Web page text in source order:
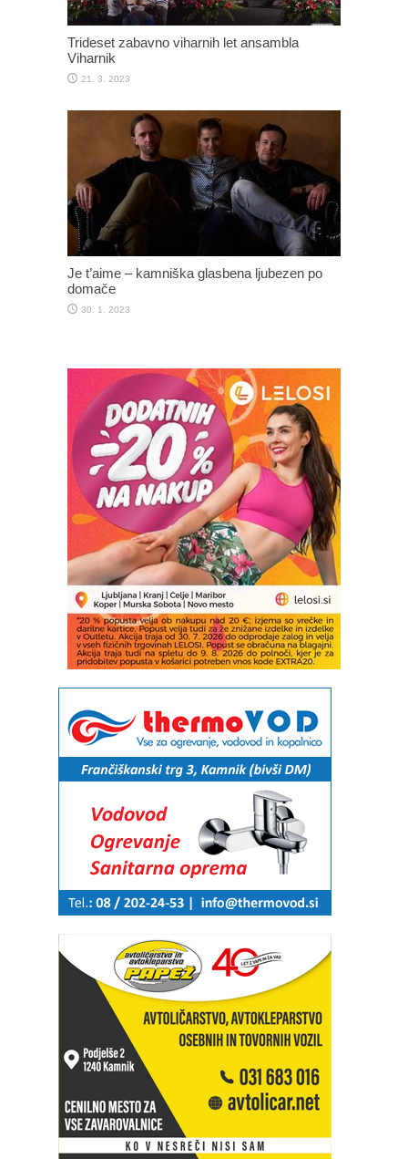
Trideset zabavno viharnih let ansambla
Viharnik
21. 3. 2023
Je t’aime – kamniška glasbena ljubezen po
domače
30. 1. 2023